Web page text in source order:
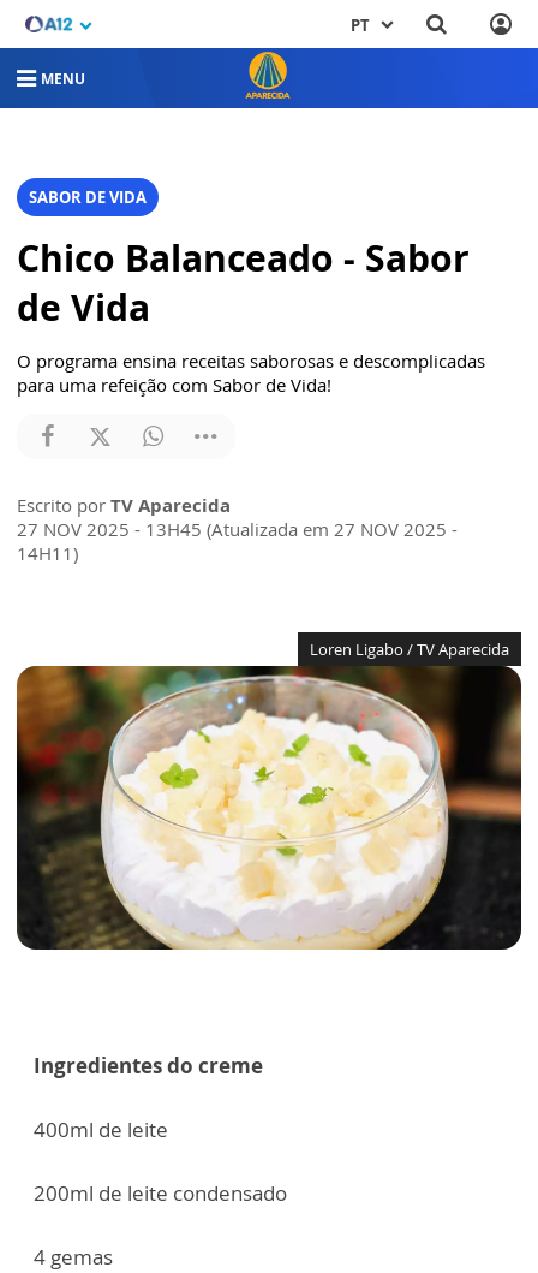
PT
MENU
SABOR DE VIDA
Chico Balanceado - Sabor
de Vida
O programa ensina receitas saborosas e descomplicadas
para uma refeição com Sabor de Vida!
Escrito por TV Aparecida
27 NOV 2025 - 13H45 (Atualizada em 27 NOV 2025 -
14H11)
Loren Ligabo / TV Aparecida
Ingredientes do creme
400ml de leite
200ml de leite condensado
4 gemas